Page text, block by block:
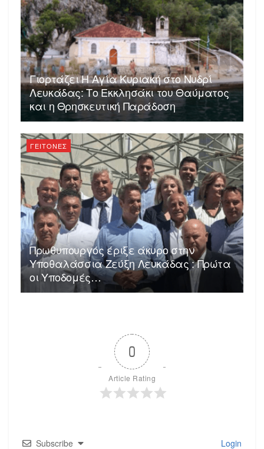
Γιορτάζει Η Αγία Κυριακή στο Νυδρί
Λευκάδας: Το Εκκλησάκι του Θαύματος
και η Θρησκευτική Παράδοση
ΓΕΙΤΟΝΕΣ
Πρωθυπουργός έριξε άκυρο στην
Υποθαλάσσια Ζεύξη Λευκάδας : Πρώτα
οι Υποδομές…
0
Article Rating
Subscribe Login